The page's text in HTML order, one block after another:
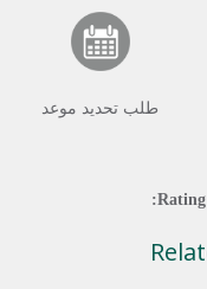
طلب تحديد موعد